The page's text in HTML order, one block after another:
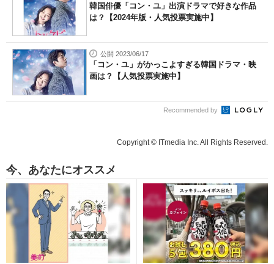
韓国俳優「コン・ユ」出演ドラマで好きな作品
は？【2024年版・人気投票実施中】
公開 2023/06/17
「コン・ユ」がかっこよすぎる韓国ドラマ・映
画は？【人気投票実施中】
Recommended by
Copyright © ITmedia Inc. All Rights Reserved.
今、あなたにオススメ